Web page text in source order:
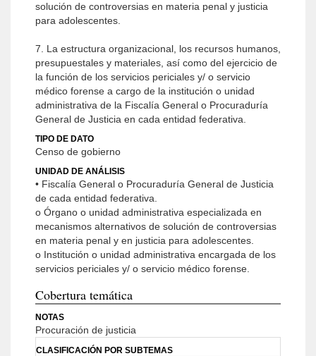
solución de controversias en materia penal y justicia
para adolescentes.
7. La estructura organizacional, los recursos humanos,
presupuestales y materiales, así como del ejercicio de
la función de los servicios periciales y/ o servicio
médico forense a cargo de la institución o unidad
administrativa de la Fiscalía General o Procuraduría
General de Justicia en cada entidad federativa.
TIPO DE DATO
Censo de gobierno
UNIDAD DE ANÁLISIS
• Fiscalía General o Procuraduría General de Justicia
de cada entidad federativa.
o Órgano o unidad administrativa especializada en
mecanismos alternativos de solución de controversias
en materia penal y en justicia para adolescentes.
o Institución o unidad administrativa encargada de los
servicios periciales y/ o servicio médico forense.
Cobertura temática
NOTAS
Procuración de justicia
CLASIFICACIÓN POR SUBTEMAS